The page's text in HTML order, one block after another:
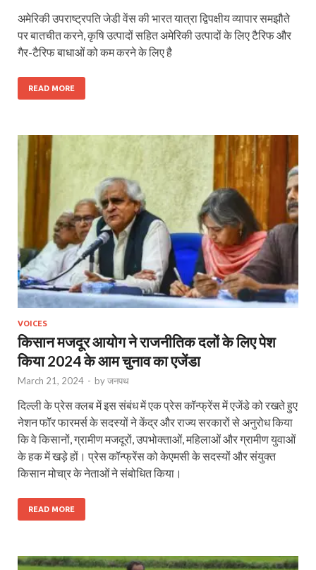
अमेरिकी उपराष्ट्रपति जेडी वेंस की भारत यात्रा द्विपक्षीय व्यापार समझौते
पर बातचीत करने, कृषि उत्पादों सहित अमेरिकी उत्पादों के लिए टैरिफ और
गैर-टैरिफ बाधाओं को कम करने के लिए है
READ MORE
VOICES
किसान मजदूर आयोग ने राजनीतिक दलों के लिए पेश
किया 2024 के आम चुनाव का एजेंडा
March 21, 2024 - byजनपथ
दिल्‍ली के प्रेस क्‍लब में इस संबंध में एक प्रेस कॉन्‍फ्रेंस में एजेंडे को रखते हुए
नेशन फॉर फारमर्स के सदस्‍यों ने केंद्र और राज्‍य सरकारों से अनुरोध किया
कि वे किसानों, ग्रामीण मजदूरों, उपभोक्‍ताओं, महिलाओं और ग्रामीण युवाओं
के हक में खड़े हों। प्रेस कॉन्‍फ्रेंस को केएमसी के सदस्‍यों और संयुक्‍त
किसान मोचा्र के नेताओं ने संबोधित किया।
READ MORE